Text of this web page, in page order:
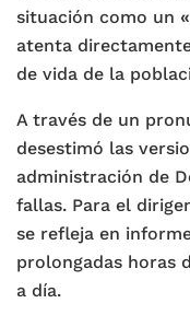
situación como un
atenta
de vida de la
A través de un
desestimó las
administración de
fallas. Para el
se refleja en
prolongadas horas
a día.